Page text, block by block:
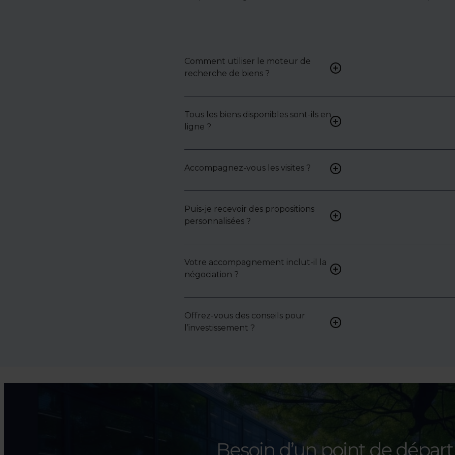
Comment utiliser le moteur de
recherche de biens ?
Renseignez vos critères
une liste de biens ciblés.
Tous les biens disponibles sont-ils en
ligne ?
Non. Certains biens sont
: contactez-nous pour y
Accompagnez-vous les visites ?
Oui, nous organisons les
mettons en lumière ses
Puis-je recevoir des propositions
personnalisées ?
Bien sûr. Nos consultants
selon vos attentes et votre
Votre accompagnement inclut-il la
négociation ?
Oui, nous intervenons
bail ou les conditions de
Offrez-vous des conseils pour
l’investissement ?
Absolument. Nous
Besoin d’un point de